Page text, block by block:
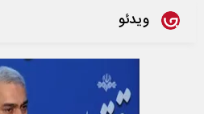
ویدئو